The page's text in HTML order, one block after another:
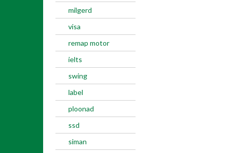
milgerd
visa
remap motor
ielts
swing
label
ploonad
ssd
siman